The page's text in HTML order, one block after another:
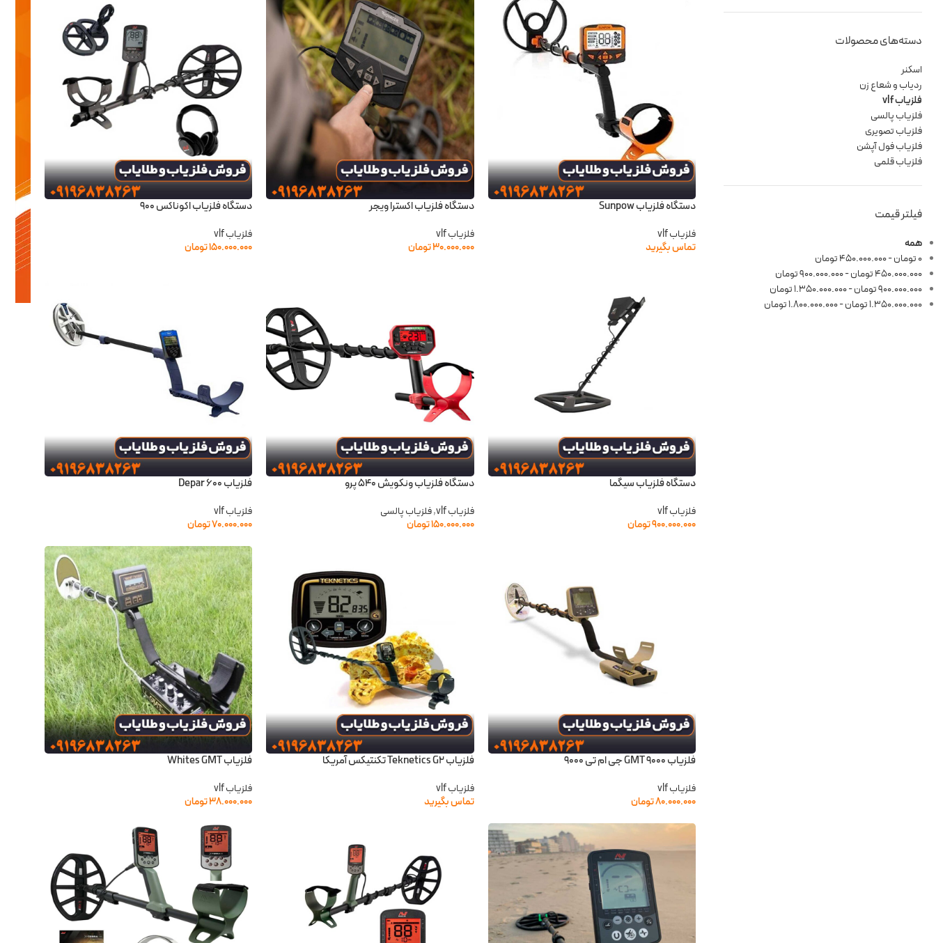
دسته‌های محصولات
اسکنر
ردیاب و شعاع زن
فلزیاب vlf
فلزیاب پالسی
فلزیاب تصویری
فلزیاب فول آپشن
فلزیاب قلمی
فیلتر قیمت
همه
۰تومان-۴۵۰.۰۰۰.۰۰۰تومان
۴۵۰.۰۰۰.۰۰۰تومان-۹۰۰.۰۰۰.۰۰۰تومان
۹۰۰.۰۰۰.۰۰۰تومان-۱.۳۵۰.۰۰۰.۰۰۰تومان
۱.۳۵۰.۰۰۰.۰۰۰تومان-۱.۸۰۰.۰۰۰.۰۰۰تومان
دستگاه فلزیاب Sunpow
فلزیاب vlf
تماس بگیرید
دستگاه فلزیاب اکسترا ویجر
فلزیاب vlf
۳۰.۰۰۰.۰۰۰تومان
دستگاه فلزیاب اکوناکس 900
فلزیاب vlf
۱۵۰.۰۰۰.۰۰۰تومان
دستگاه فلزیاب سیگما
فلزیاب vlf
۹۰۰.۰۰۰.۰۰۰تومان
دستگاه فلزیاب ونکویش 540 پرو
فلزیاب vlf ,فلزیاب پالسی
۱۵۰.۰۰۰.۰۰۰تومان
فلزیاب Depar 600
فلزیاب vlf
۷۰.۰۰۰.۰۰۰تومان
فلزیاب GMT 9000 جی ام تی ۹۰۰۰
فلزیاب vlf
۸۰.۰۰۰.۰۰۰تومان
فلزیاب Teknetics G2 تکنتیکس آمریکا
فلزیاب vlf
تماس بگیرید
فلزیاب Whites GMT
فلزیاب vlf
۳۸.۰۰۰.۰۰۰تومان